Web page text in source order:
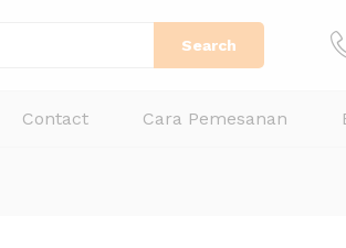
Search
Contact Cara Pemesanan